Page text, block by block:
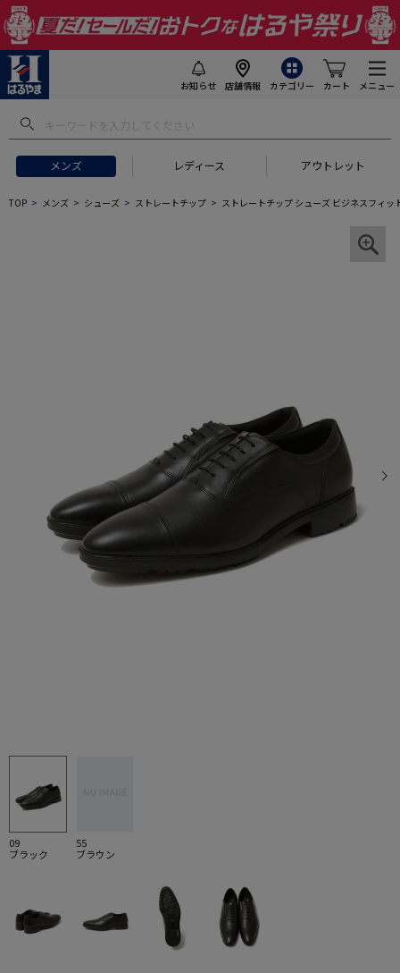
お知らせ 店舗情報 カテゴリー カート メニュー
メンズ レディース アウトレット
TOP メンズ シューズ ストレートチップ ストレートチップ シューズ ビジネスフィッ
09
ブラック
55
ブラウン